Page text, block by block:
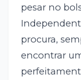
pesar no
procura,
encontrar